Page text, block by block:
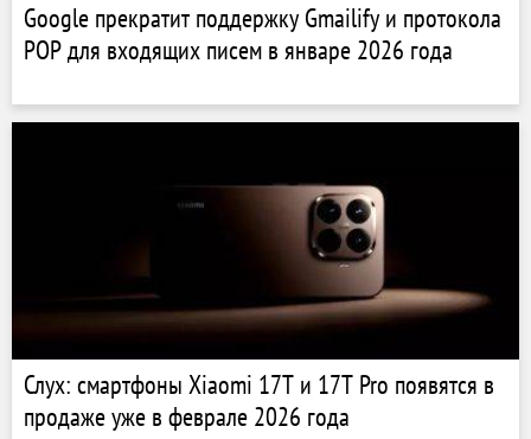
Google прекратит поддержку Gmailify и протокола
POP для входящих писем в январе 2026 года
Слух: смартфоны Xiaomi 17T и 17T Pro появятся в
продаже уже в феврале 2026 года